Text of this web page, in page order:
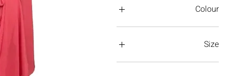
Colour
Size
4